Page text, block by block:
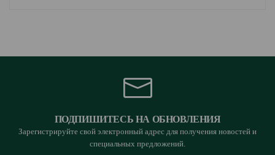
ПОДПИШИТЕСЬ НА ОБНОВЛЕНИЯ
Зарегистрируйте свой электронный адрес для получения новостей и
специальных предложений.